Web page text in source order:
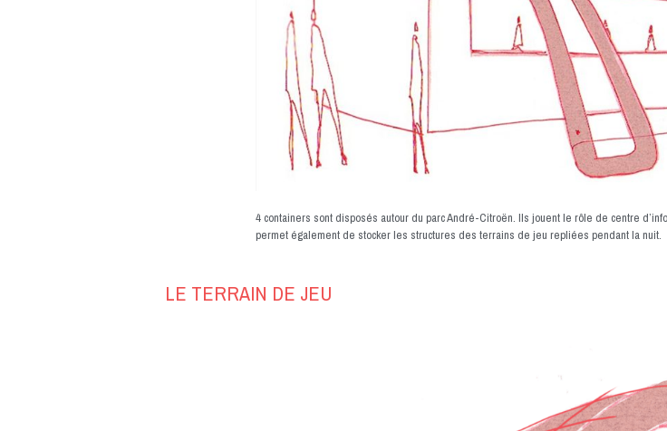
4 containers sont disposés autour du parc André-Citroën. Ils jouent le rôle de centre
permet également de stocker les structures des terrains de jeu repliées pendant la nuit.
LE TERRAIN DE JEU